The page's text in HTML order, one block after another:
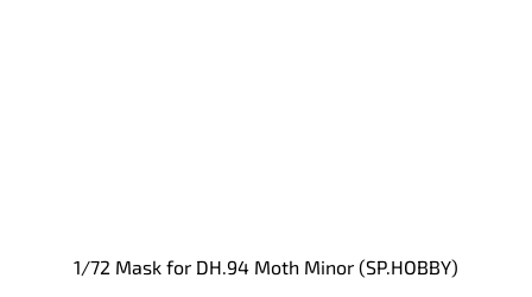
1/72 Mask for DH.94 Moth Minor (SP.HOBBY)